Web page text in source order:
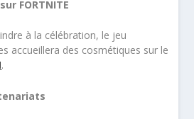
FORTNITE
à la célébration, le jeu
accueillera des cosmétiques sur le
.